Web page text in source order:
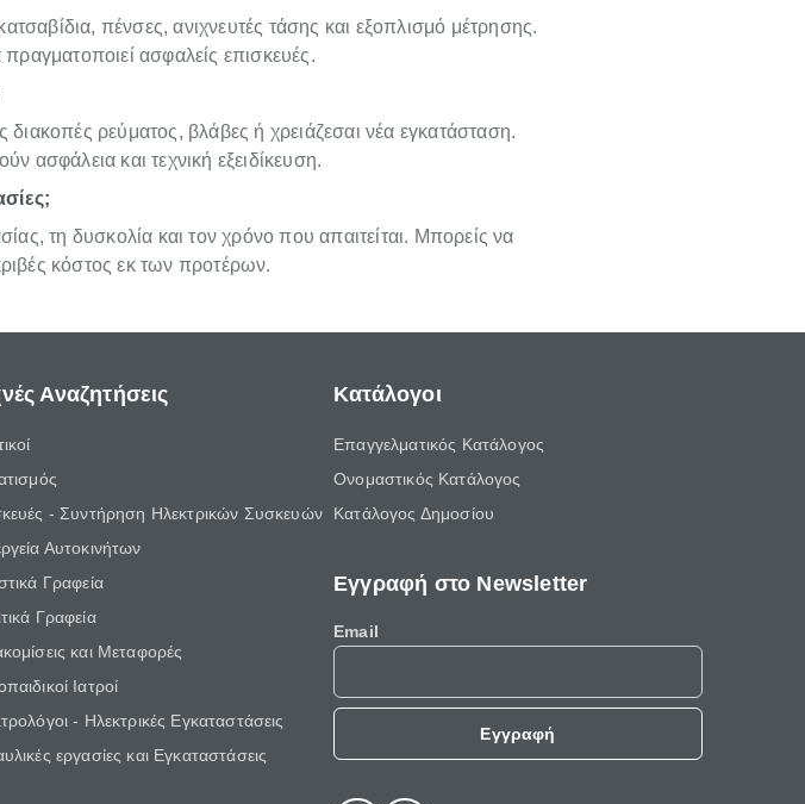
πένσες, ανιχνευτές τάσης και εξοπλισμό μέτρησης.
ασφαλείς επισκευές.
διακοπές ρεύματος, βλάβες ή χρειάζεσαι νέα εγκατάσταση.
ασφάλεια και τεχνική εξειδίκευση.
τη δυσκολία και τον χρόνο που απαιτείται. Μπορείς να
κόστος εκ των προτέρων.
Αναζητήσεις
- Συντήρηση Ηλεκτρικών Συσκευών
Αυτοκινήτων
Γραφεία
Γραφεία
και Μεταφορές
Ιατροί
- Ηλεκτρικές Εγκαταστάσεις
εργασίες και Εγκαταστάσεις
Κατάλογοι
Επαγγελματικός Κατάλογος
Ονομαστικός Κατάλογος
Κατάλογος Δημοσίου
Εγγραφή στο Newsletter
Email
Εγγραφή